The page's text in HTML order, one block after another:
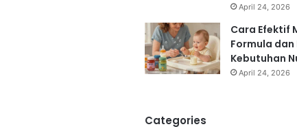
April 24, 2026
Cara Efektif
Formula dan
Kebutuhan
April 24, 2026
Categories